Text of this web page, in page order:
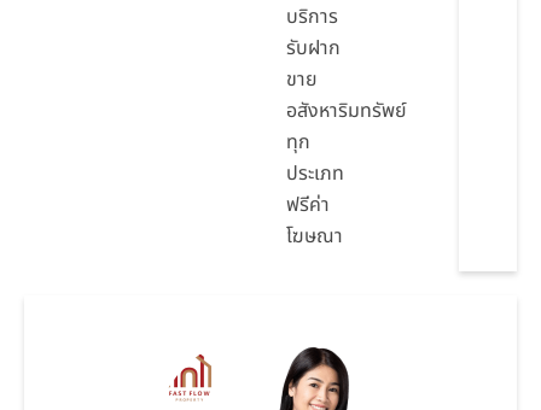
บริการ
รับฝาก
ขาย
อสังหาริมทรัพย์
ทุก
ประเภท
ฟรีค่า
โฆษณา